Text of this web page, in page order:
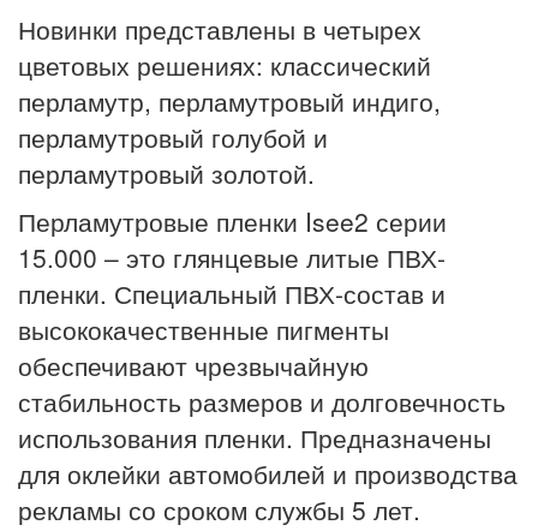
Новинки представлены в четырех
цветовых решениях: классический
перламутр, перламутровый индиго,
перламутровый голубой и
перламутровый золотой.
Перламутровые пленки Isee2 серии
15.000 – это глянцевые литые ПВХ-
пленки. Специальный ПВХ-состав и
высококачественные пигменты
обеспечивают чрезвычайную
стабильность размеров и долговечность
использования пленки. Предназначены
для оклейки автомобилей и производства
рекламы со сроком службы 5 лет.